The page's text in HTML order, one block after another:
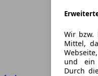
Wir bzw.
Mittel,
und ein
Durch